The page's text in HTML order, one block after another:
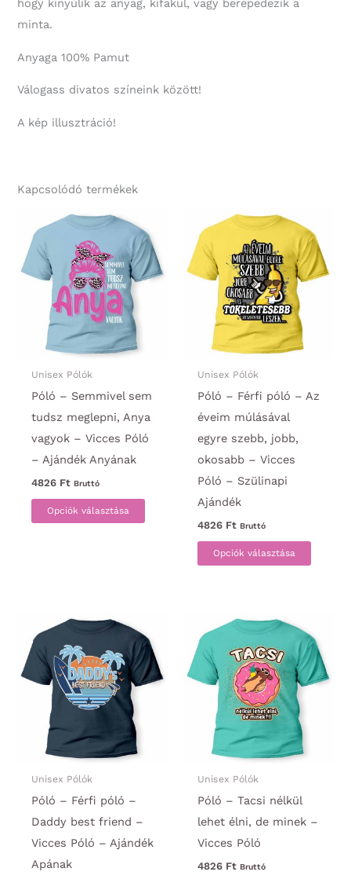
hogy kinyúlik az anyag, kifakul, vagy berepedezik a
minta.
Anyaga 100% Pamut
Válogass divatos színeink között!
A kép illusztráció!
Kapcsolódó termékek
Unisex Pólók
Póló – Semmivel sem
tudsz meglepni, Anya
vagyok – Vicces Póló
– Ajándék Anyának
4826 Ft Bruttó
Opciók választása
Ennek
a
terméknek
A
változatok
a
termékoldalon
Unisex Pólók
Póló – Férfi póló – Az
éveim múlásával
egyre szebb, jobb,
okosabb – Vicces
Póló – Szülinapi
Ajándék
4826 Ft Bruttó
Opciók választása
Ennek
a
van.
A
Unisex Pólók
Póló – Férfi póló –
Daddy best friend –
Vicces Póló – Ajándék
Apának
Unisex Pólók
Póló – Tacsi nélkül
lehet élni, de minek –
Vicces Póló
4826 Ft Bruttó